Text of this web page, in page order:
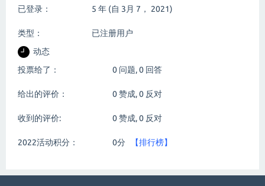
已登录： 5 年 (自 3月 7， 2021)
类型：
已注册用户
动态
投票给了：
0 问题,0 回答
给出的评价： 0赞成,0 反对
收到的评价: 0赞成,0 反对
2022活动积分： 0分 【排行榜】